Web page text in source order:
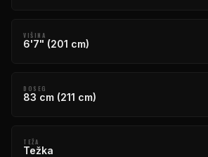
VIŠINA
6'7" (201 cm)
DOSEG
83 cm (211 cm)
TEŽA
Težka